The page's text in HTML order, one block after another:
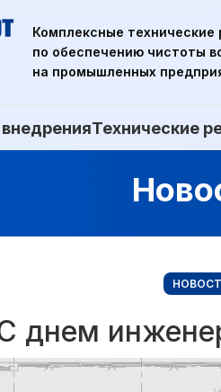
Комплексные технические
по обеспечению чистоты
на промышленных
Технические
днем